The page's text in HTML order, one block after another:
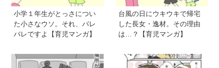
小学１年生がとっさについ
た小さなウソ。それ、バレ
バレですよ【育児マンガ】
台風の日にウキウキで帰宅
した長女・逸材。その理由
は…？【育児マンガ】